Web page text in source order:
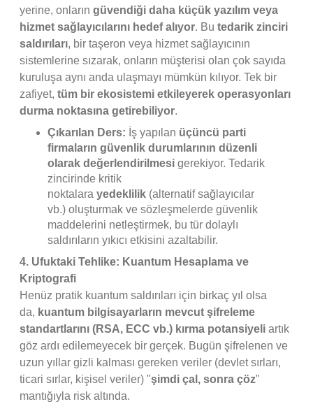
yerine, onların güvendiği daha küçük yazılım veya
hizmet sağlayıcılarını hedef alıyor. Bu tedarik zinciri
saldırıları, bir taşeron veya hizmet sağlayıcının
sistemlerine sızarak, onların müşterisi olan çok sayıda
kuruluşa aynı anda ulaşmayı mümkün kılıyor. Tek bir
zafiyet, tüm bir ekosistemi etkileyerek operasyonları
durma noktasına getirebiliyor.
Çıkarılan Ders: İş yapılan üçüncü parti
firmaların güvenlik durumlarının düzenli
olarak değerlendirilmesi gerekiyor. Tedarik
zincirinde kritik
noktalara yedeklilik (alternatif sağlayıcılar
vb.) oluşturmak ve sözleşmelerde güvenlik
maddelerini netleştirmek, bu tür dolaylı
saldırıların yıkıcı etkisini azaltabilir.
4. Ufuktaki Tehlike: Kuantum Hesaplama ve
Kriptografi
Henüz pratik kuantum saldırıları için birkaç yıl olsa
da, kuantum bilgisayarların mevcut şifreleme
standartlarını (RSA, ECC vb.) kırma potansiyeli artık
göz ardı edilemeyecek bir gerçek. Bugün şifrelenen ve
uzun yıllar gizli kalması gereken veriler (devlet sırları,
ticari sırlar, kişisel veriler) "şimdi çal, sonra çöz"
mantığıyla risk altında.